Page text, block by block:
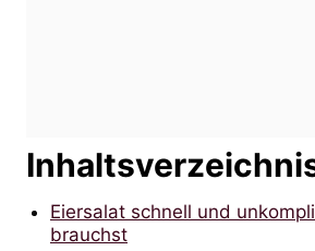
Eiersalat schnell und
brauchst